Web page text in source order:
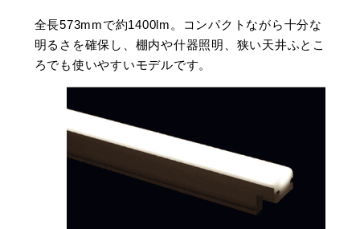
全長573mmで約1400lm。コンパクトながら十分な
明るさを確保し、棚内や什器照明、狭い天井ふとこ
ろでも使いやすいモデルです。